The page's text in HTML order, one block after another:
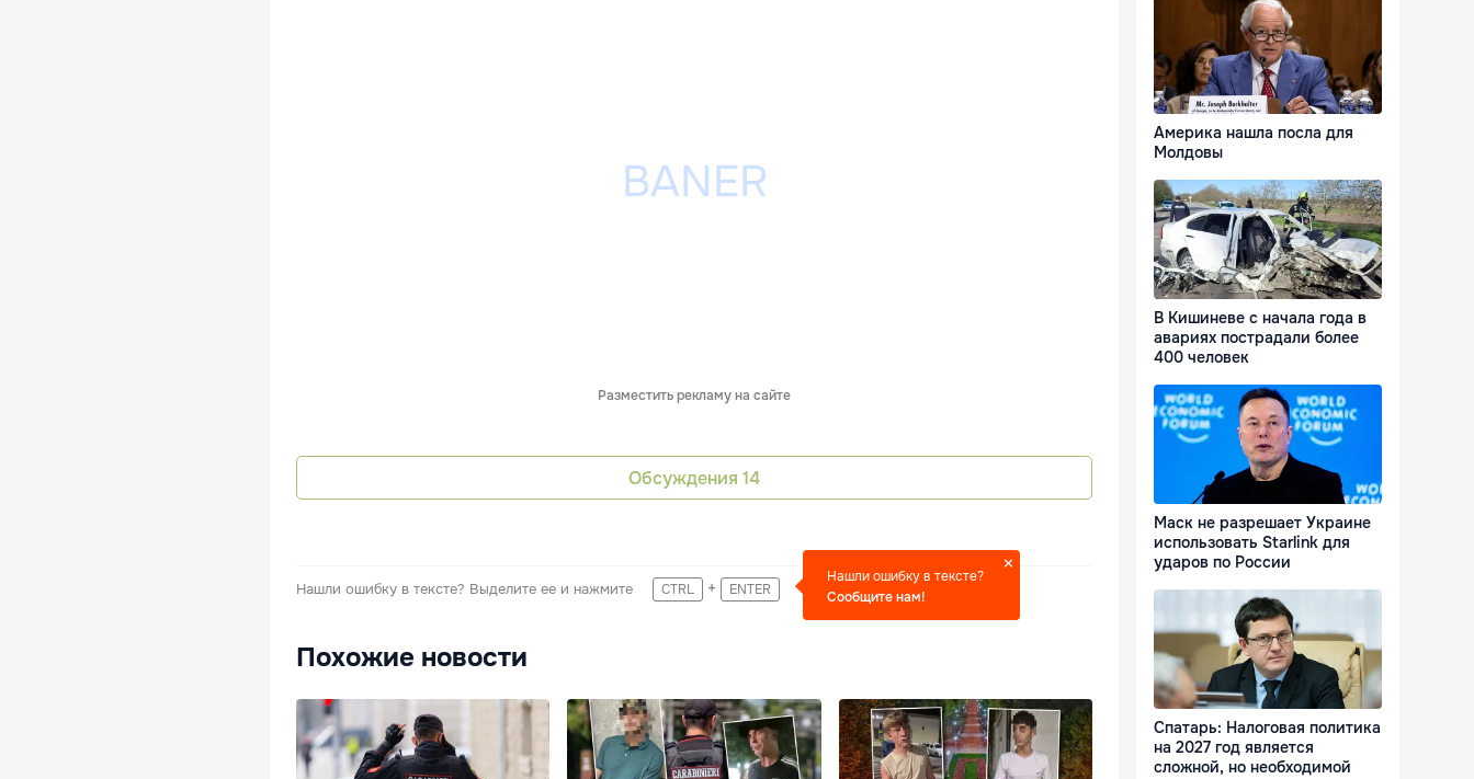
Разместить рекламу на сайте
Обсуждения 14
Нашли ошибку в тексте? Выделите ее и нажмите CTRL + ENTER
Нашли ошибку в тексте?
Сообщите нам!
Похожие новости
Америка нашла посла для
Молдовы
В Кишиневе с начала года в
авариях пострадали более
400 человек
Маск не разрешает Украине
использовать Starlink для
ударов по России
Спатарь: Налоговая политика
на 2027 год является
сложной, но необходимой